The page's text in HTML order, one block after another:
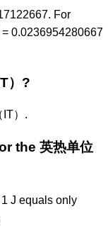
For
0.0236954280667
）?
IT）.
the 英热单位
J equals only